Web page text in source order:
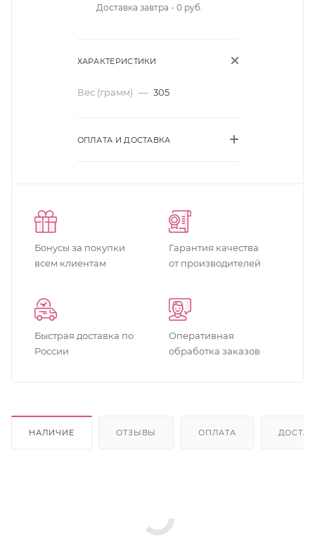
Доставка завтра - 0 руб.
ХАРАКТЕРИСТИКИ
Вес (грамм) — 305
ОПЛАТА И ДОСТАВКА
Бонусы за покупки
всем клиентам
Гарантия качества
от производителей
Быстрая доставка по
России
Оперативная
обработка заказов
НАЛИЧИЕ ОТЗЫВЫ ОПЛАТА